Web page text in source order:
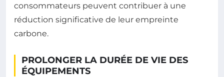
consommateurs peuvent contribuer à une
réduction significative de leur empreinte
carbone.
PROLONGER LA DURÉE DE VIE DES
ÉQUIPEMENTS